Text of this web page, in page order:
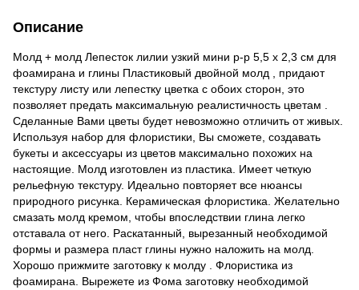
Описание
Молд + молд Лепесток лилии узкий мини р-р 5,5 х 2,3 см для
фоамирана и глины Пластиковый двойной молд , придают
текстуру листу или лепестку цветка с обоих сторон, это
позволяет предать максимальную реалистичность цветам .
Сделанные Вами цветы будет невозможно отличить от живых.
Используя набор для флористики, Вы сможете, создавать
букеты и аксессуары из цветов максимально похожих на
настоящие. Молд изготовлен из пластика. Имеет четкую
рельефную текстуру. Идеально повторяет все нюансы
природного рисунка. Керамическая флористика. Желательно
смазать молд кремом, чтобы впоследствии глина легко
отставала от него. Раскатанный, вырезанный необходимой
формы и размера пласт глины нужно наложить на молд.
Хорошо прижмите заготовку к молду . Флористика из
фоамирана. Вырежете из Фома заготовку необходимой